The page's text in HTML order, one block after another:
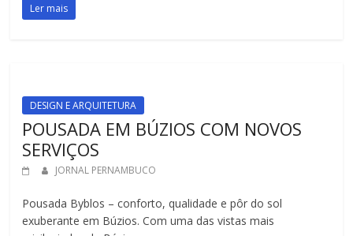
Ler mais
DESIGN E ARQUITETURA
POUSADA EM BÚZIOS COM NOVOS
SERVIÇOS
JORNAL PERNAMBUCO
Pousada Byblos – conforto, qualidade e pôr do sol
exuberante em Búzios. Com uma das vistas mais